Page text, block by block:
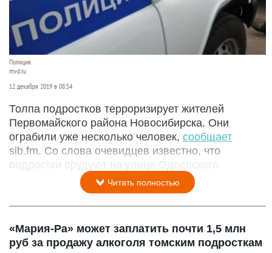
Полиция.
mvd.ru
12 декабря 2019 в 08:54
Толпа подростков терроризирует жителей
Первомайского района Новосибирска. Они
ограбили уже несколько человек, сообщает
sib.fm. Со слова очевидцев известно, что
подростки орудуют на улице Одоевского.
Читать полностью
«Мария-Ра» может заплатить почти 1,5 млн
руб за продажу алкоголя томским подросткам